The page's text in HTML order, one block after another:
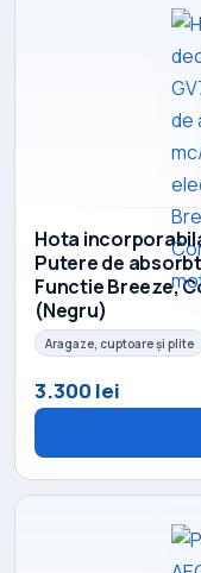
Hota
Putere de
Functie Breeze,
(Negru)
Aragaze, cuptoare și plite
3.300 lei